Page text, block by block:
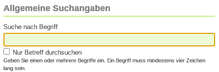
Allgemeine Suchangaben
Suche nach Begriff
Nur Betreff durchsuchen
Geben Sie einen oder mehrere Begriffe ein. Ein Begriff muss mindestens vier Zeichen
lang sein.